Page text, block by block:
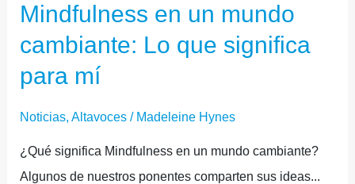
Mindfulness en un mundo
cambiante: Lo que significa
para mí
Noticias, Altavoces/ Madeleine Hynes
¿Qué significa Mindfulness en un mundo cambiante?
Algunos de nuestros ponentes comparten sus ideas...